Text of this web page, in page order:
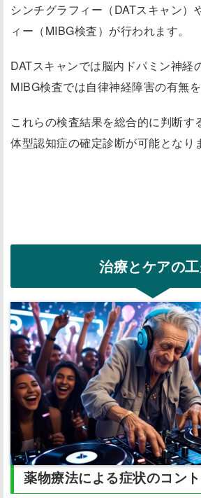
シンチグラフィー（DATスキャン）
ィー（MIBG検査）が行われます。
DATスキャンでは脳内ドパミン神経
MIBG検査では自律神経障害の有無を
これらの検査結果を総合的に判断す
体型認知症の確定診断が可能となり
治療とケアの
薬物療法による症状のコン